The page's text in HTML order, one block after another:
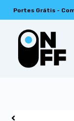
Portes Grátis -